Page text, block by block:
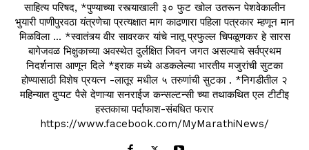
साहित्य परिषद, *पुण्याच्या रस्त्याखाली ३० फुट खोल उतरून पेशवेकालीन
भुयारी पाणीपुरवठा यंत्रणेचा प्रत्यक्षात माग काढणारा पहिला पत्रकार म्हणून मान
मिळविला ... *स्वातंत्र्य वीर सावरकर यांचे नातू प्रफुल्ल चिपळूणकर हे सारस
बागेजवळ भिक्षुकाच्या अवस्थेत दुर्लक्षित जिवन जगत असल्याचे सर्वप्रथम
निदर्शनास आणून दिले *इराक मध्ये अडकलेल्या भारतीय मजुरांची सुटका
होण्यासाठी विशेष प्रयत्न -लातूर मधील ५ तरुणांची सुटका . *निगडीतील २
महिन्यात दुप्पट पैसे देणाऱ्या सनराईज कन्सल्टन्सी च्या तथाकथित एल टीटीइ
हस्तकाचा पर्दाफाश-संबधित फरार
https://www.facebook.com/MyMarathiNews/